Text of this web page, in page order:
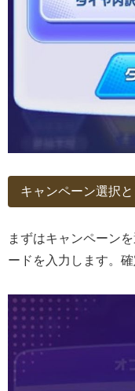
キャンペーン選択
まずはキャンペーン
ードを入力します。